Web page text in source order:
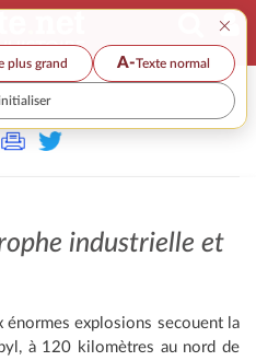
×
plus grand A-Texte normal
industrielle et
explosions secouent la
à 120 kilomètres au nord de